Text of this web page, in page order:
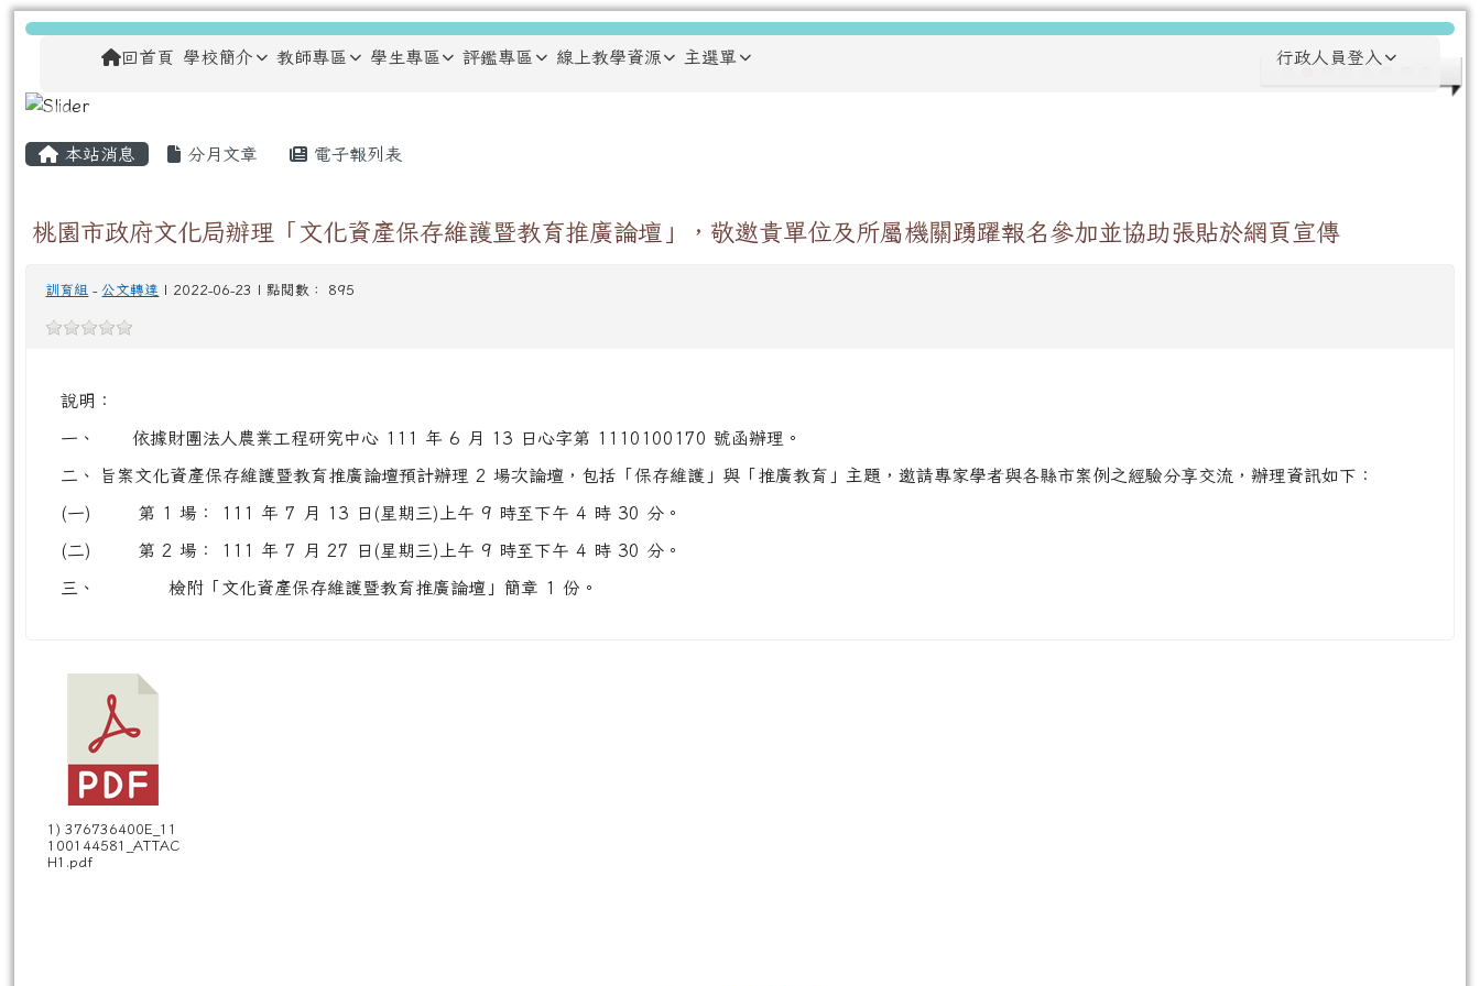
跳至主內容區
龍安國民小學
導覽列回首頁 學校簡介 教師專區 學生專區 評鑑專區 線上教學資源 主選單 行政人員登入
主內容區域
本站消息 分月文章 電子報列表
桃園市政府文化局辦理「文化資產保存維護暨教育推廣論壇」，敬邀貴單位及所屬機關踴躍報名參加並協助張貼於網頁宣傳
訓育組 -公文轉達 | 2022-06-23 | 點閱數： 895
說明：
一、 依據財團法人農業工程研究中心 111 年 6 月 13 日心字第 1110100170 號函辦理。
二、 旨案文化資產保存維護暨教育推廣論壇預計辦理 2 場次論壇，包括「保存維護」與「推廣教育」主題，邀請專家學者與各縣市案例之經驗分享交流，辦理資訊如下：
(一) 第 1 場： 111 年 7 月 13 日(星期三)上午 9 時至下午 4 時 30 分。
(二) 第 2 場： 111 年 7 月 27 日(星期三)上午 9 時至下午 4 時 30 分。
三、 檢附「文化資產保存維護暨教育推廣論壇」簡章 1 份。
1) 376736400E_11
100144581_ATTAC
H1.pdf
頁尾區域